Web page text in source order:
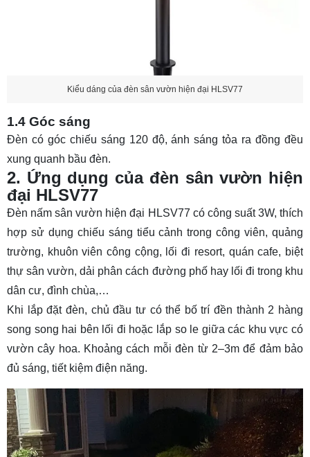
Kiểu dáng của đèn sân vườn hiện đại HLSV77
1.4 Góc sáng
Đèn có góc chiếu sáng 120 độ, ánh sáng tỏa ra đồng đều
xung quanh bầu đèn.
2. Ứng dụng của đèn sân vườn hiện
đại HLSV77
Đèn nấm sân vườn hiện đại HLSV77 có công suất 3W, thích
hợp sử dụng chiếu sáng tiểu cảnh trong công viên, quảng
trường, khuôn viên công cộng, lối đi resort, quán cafe, biệt
thự sân vườn, dải phân cách đường phố hay lối đi trong khu
dân cư, đình chùa,…
Khi lắp đặt đèn, chủ đầu tư có thể bố trí đền thành 2 hàng
song song hai bên lối đi hoặc lắp so le giữa các khu vực có
vườn cây hoa. Khoảng cách mỗi đèn từ 2–3m để đảm bảo
đủ sáng, tiết kiệm điện năng.